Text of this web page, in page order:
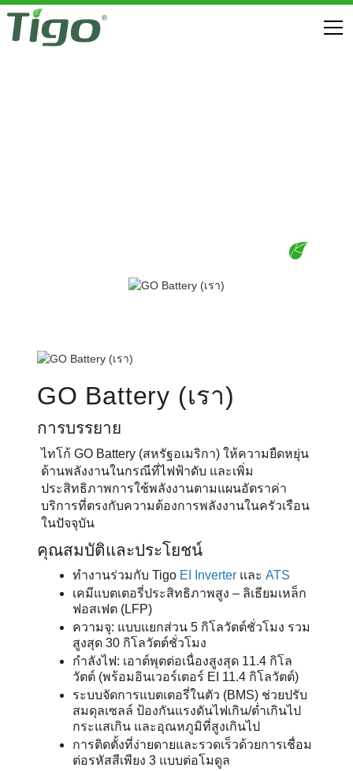
GO Battery (เรา)
การบรรยาย
ไทโก้ GO Battery (สหรัฐอเมริกา) ให้ความยืดหยุ่น
ด้านพลังงานในกรณีที่ไฟฟ้าดับ และเพิ่ม
ประสิทธิภาพการใช้พลังงานตามแผนอัตราค่า
บริการที่ตรงกับความต้องการพลังงานในครัวเรือน
ในปัจจุบัน
คุณสมบัติและประโยชน์
ทำงานร่วมกับ Tigo EI Inverter และ ATS
เคมีแบตเตอรี่ประสิทธิภาพสูง – ลิเธียมเหล็ก
ฟอสเฟต (LFP)
ความจุ: แบบแยกส่วน 5 กิโลวัตต์ชั่วโมง รวม
สูงสุด 30 กิโลวัตต์ชั่วโมง
กำลังไฟ: เอาต์พุตต่อเนื่องสูงสุด 11.4 กิโล
วัตต์ (พร้อมอินเวอร์เตอร์ EI 11.4 กิโลวัตต์)
ระบบจัดการแบตเตอรี่ในตัว (BMS) ช่วยปรับ
สมดุลเซลล์ ป้องกันแรงดันไฟเกิน/ต่ำเกินไป
กระแสเกิน และอุณหภูมิที่สูงเกินไป
การติดตั้งที่ง่ายดายและรวดเร็วด้วยการเชื่อม
ต่อรหัสสีเพียง 3 แบบต่อโมดูล